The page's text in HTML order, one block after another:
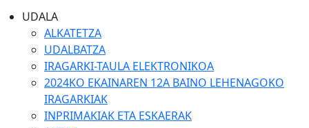
UDALA
ALKATETZA
UDALBATZA
IRAGARKI-TAULA ELEKTRONIKOA
2024KO EKAINAREN 12A BAINO LEHENAGOKO
IRAGARKIAK
INPRIMAKIAK ETA ESKAERAK